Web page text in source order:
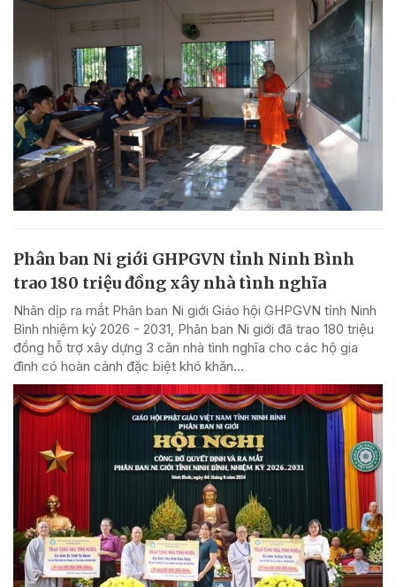
Phân ban Ni giới GHPGVN tỉnh Ninh Bình
trao 180 triệu đồng xây nhà tình nghĩa
Nhân dịp ra mắt Phân ban Ni giới Giáo hội GHPGVN tỉnh Ninh
Bình nhiệm kỳ 2026 - 2031, Phân ban Ni giới đã trao 180 triệu
đồng hỗ trợ xây dựng 3 căn nhà tình nghĩa cho các hộ gia
đình có hoàn cảnh đặc biệt khó khăn...